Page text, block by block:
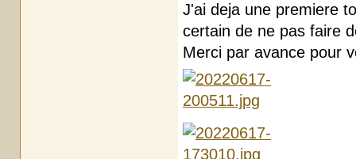
J'ai deja une premiere
certain de ne pas faire
Merci par avance pour